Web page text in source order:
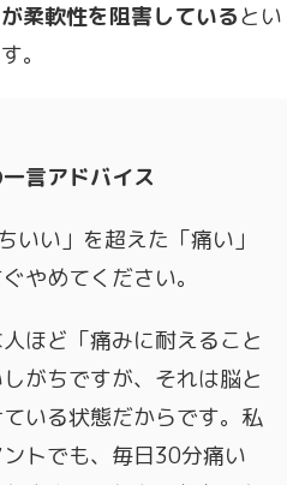
柔軟性を阻害しているとい
。
言アドバイス
いい」を超えた「痛い」
やめてください。
ほど「痛みに耐えること
がちですが、それは脳と
いる状態だからです。私
トでも、毎日30分痛い